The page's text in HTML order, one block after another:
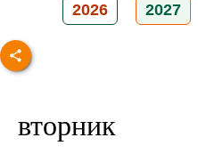
2026 2027
вторник